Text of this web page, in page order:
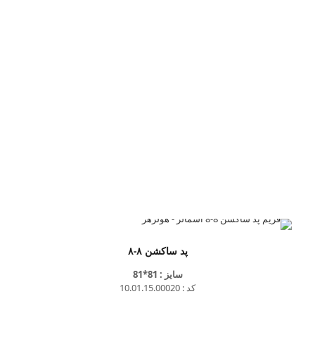
پد ساکشن ۸-۸
سایز : 81*81
کد : 10.01.15.00020